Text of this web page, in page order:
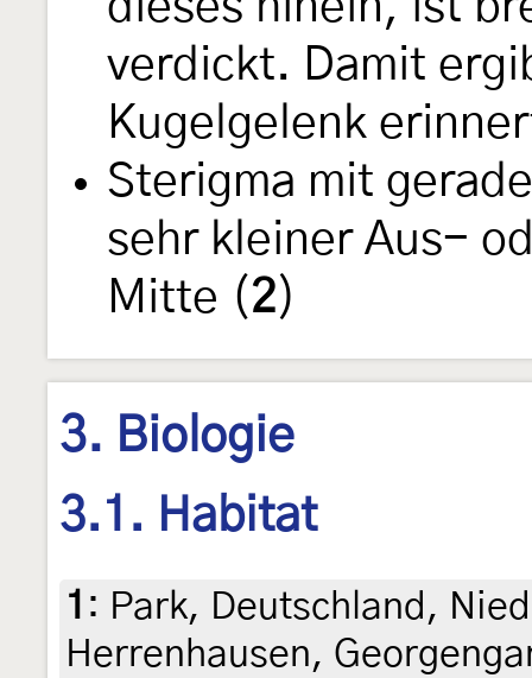
verdickt. Damit
Kugelgelenk
Sterigma mit
sehr kleiner Aus-
Mitte (2)
3. Biologie
3.1. Habitat
1 : Park, Deutschland,
Herrenhausen,